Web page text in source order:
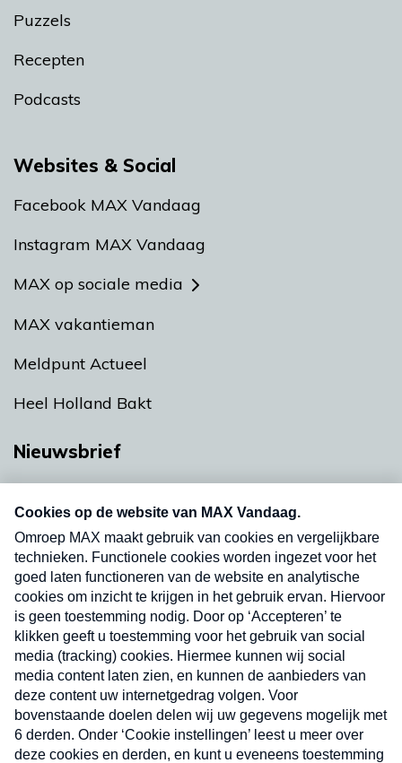
Puzzels
Recepten
Podcasts
Websites & Social
Facebook MAX Vandaag
Instagram MAX Vandaag
MAX op sociale media
MAX vakantieman
Meldpunt Actueel
Heel Holland Bakt
Nieuwsbrief
nieuwsbrief. Elke vrijdag- en dinsdagochtend in
uw mailbox.
Verzend
Nieuwsbrief